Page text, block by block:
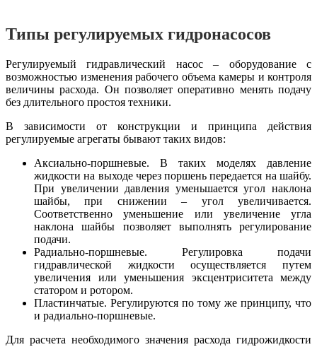
Типы регулируемых гидронасосов
Регулируемый гидравлический насос – оборудование с
возможностью изменения рабочего объема камеры и контроля
величины расхода. Он позволяет оперативно менять подачу
без длительного простоя техники.
В зависимости от конструкции и принципа действия
регулируемые агрегаты бывают таких видов:
Аксиально-поршневые. В таких моделях давление
жидкости на выходе через поршень передается на шайбу.
При увеличении давления уменьшается угол наклона
шайбы, при снижении – угол увеличивается.
Соответственно уменьшение или увеличение угла
наклона шайбы позволяет выполнять регулирование
подачи.
Радиально-поршневые. Регулировка подачи
гидравлической жидкости осуществляется путем
увеличения или уменьшения эксцентриситета между
статором и ротором.
Пластинчатые. Регулируются по тому же принципу, что
и радиально-поршневые.
Для расчета необходимого значения расхода гидрожидкости